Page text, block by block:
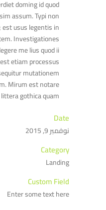
doming id quod
assum. Typi non
usus legentis in
Investigationes
me lius quod ii
etiam processus
mutationem
Mirum est notare
gothica quam
Date
نوفمبر 9, 2015
Category
Landing
Custom Field
Enter some text here